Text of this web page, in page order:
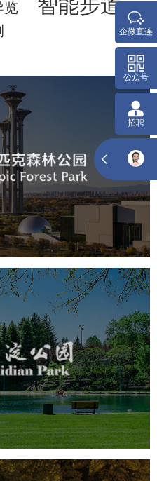
览 智能步道
公园
工智能
智慧公园
道 智能大数据平台
园
能 智慧公园
智能步道
太极 智能语音亭